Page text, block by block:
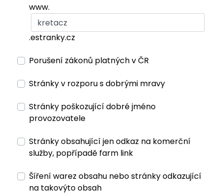
www.
.estranky.cz
Porušení zákonů platných v ČR
Stránky v rozporu s dobrými mravy
Stránky poškozující dobré jméno
provozovatele
Stránky obsahující jen odkaz na komerční
služby, popřípadě farm link
Šíření warez obsahu nebo stránky odkazující
na takovýto obsah